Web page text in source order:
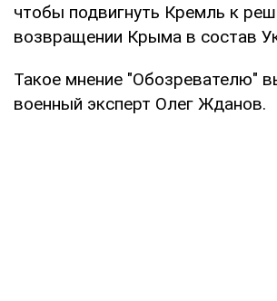
чтобы подвигнуть Кремль к
возвращении Крыма в состав
Такое мнение "Обозревателю"
военный эксперт Олег Жданов.